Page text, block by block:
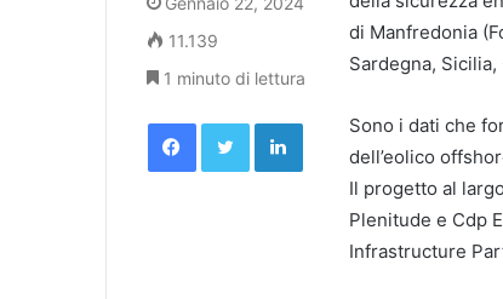
di Manfredonia
Sardegna, Sicilia,
Sono i dati che
dell’eolico
Il progetto al
Plenitude e Cdp
Infrastructure
11.139
1 minuto di lettura
Facebook Twitter LinkedIn